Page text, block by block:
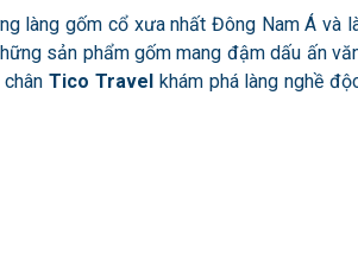
làng gốm cổ xưa nhất Đông Nam Á và
sản phẩm gốm mang đậm dấu ấn
chânTico Travel khám phá làng nghề